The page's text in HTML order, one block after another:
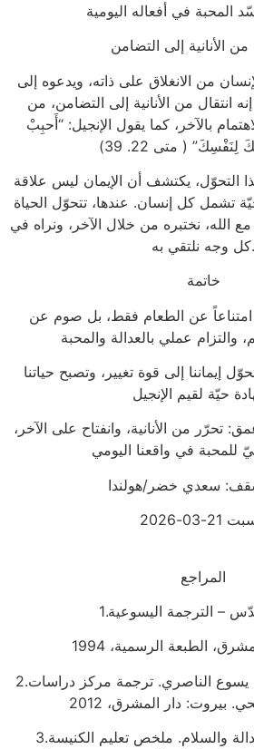
الأنانية إلى التضامن
من الانغلاق على ذاته، ويدعوه إلى
انتقال من الأنانية إلى التضامن، من
بالآخر، كما يقول الإنجيل: “أَحبِبْ
( متى 22. 39)
التحوّل، يكتشف أن الإيمان ليس علاقة
تشمل كل إنسان. عندها، تتحوّل الحياة
الله، نختبره من خلال الآخر، ونراه في
كل وجه نلتقي به.
خاتمة
عن الطعام فقط، بل صوم عن
إيماننا إلى قوة تغيير، وتصبح حياتنا
تحرّر من الأنانية، وانفتاح على الآخر،
سعدي خضر/هولندا
03-2026
المراجع
2.بندكتس السادس عشر. يسوع الناصري. ترجمة مركز دراسات
3.المجلس الحبري للعدالة والسلام. ملخص تعليم الكنيسة